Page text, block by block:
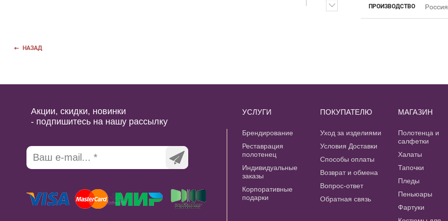
ПРОИЗВОДСТВО Россия
НАЗАД
Акции, скидки, новинки
- подпишитесь на нашу рассылку
УСЛУГИ
Брендирование
Реставрация
полотенец
Индивидуальные
заказы
Корпоративные
подарки
ПОКУПАТЕЛЮ
Уход за изделиями
Условия Доставки
Способы оплаты
Возврат и обмена
Вопрос-ответ
Обратная связь
МАГАЗИН
Полотенца и
салфетки
Халаты
Тапочки
Пледы
Пеньюары
Фартуки